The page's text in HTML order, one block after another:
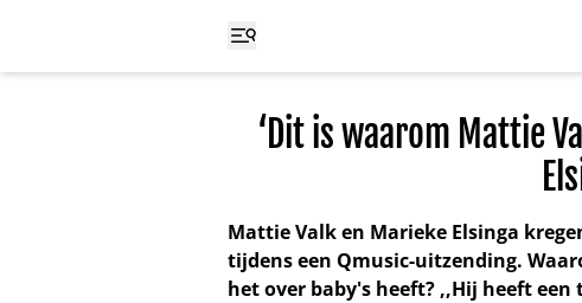
‘Dit is waarom Mattie
Mattie Valk en Marieke Elsinga
tijdens een Qmusic-uitzending.
het over baby's heeft? ,,Hij heeft